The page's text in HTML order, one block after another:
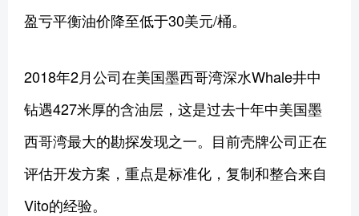
盈亏平衡油价降至低于30美元/桶。
2018年2月公司在美国墨西哥湾深水Whale井中
钻遇427米厚的含油层，这是过去十年中美国墨
西哥湾最大的勘探发现之一。目前壳牌公司正在
评估开发方案，重点是标准化，复制和整合来自
Vito的经验。